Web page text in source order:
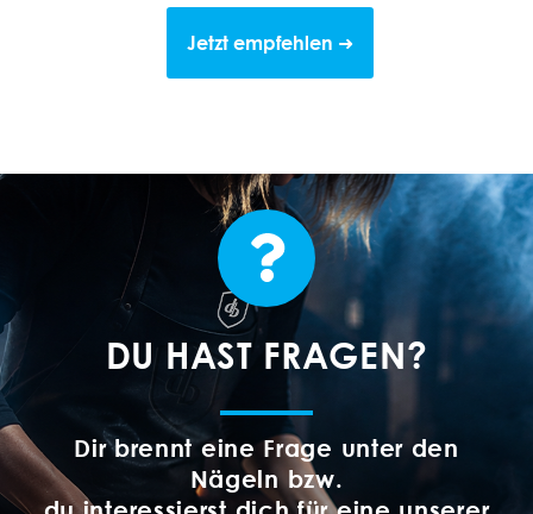
Jetzt empfehlen ➜
DU HAST FRAGEN?
Dir brennt eine Frage unter den
Nägeln bzw.